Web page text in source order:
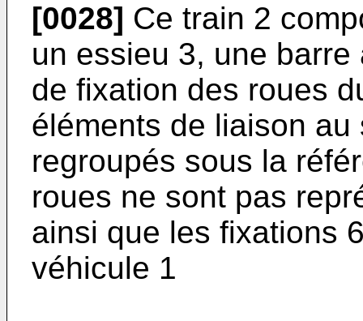
[0028] Ce train 2
un essieu 3, une
de fixation des roues
éléments de liaison
regroupés sous la
roues ne sont pas
ainsi que les fixations
véhicule 1